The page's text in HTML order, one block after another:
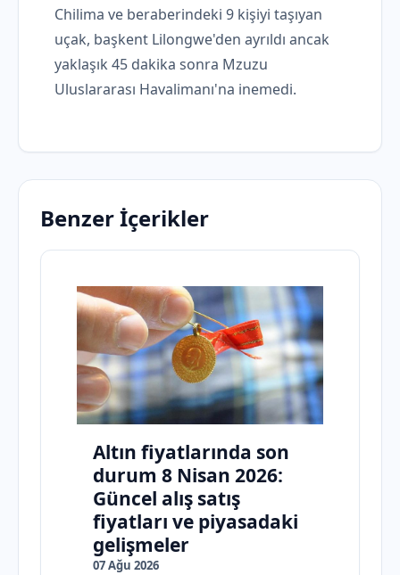
Chilima ve beraberindeki 9 kişiyi taşıyan
uçak, başkent Lilongwe'den ayrıldı ancak
yaklaşık 45 dakika sonra Mzuzu
Uluslararası Havalimanı'na inemedi.
Benzer İçerikler
Altın fiyatlarında son
durum 8 Nisan 2026:
Güncel alış satış
fiyatları ve piyasadaki
gelişmeler
07 Ağu 2026